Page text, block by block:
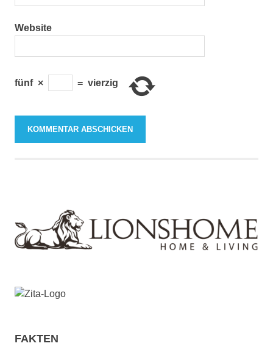
Website
fünf × = vierzig
FAKTEN